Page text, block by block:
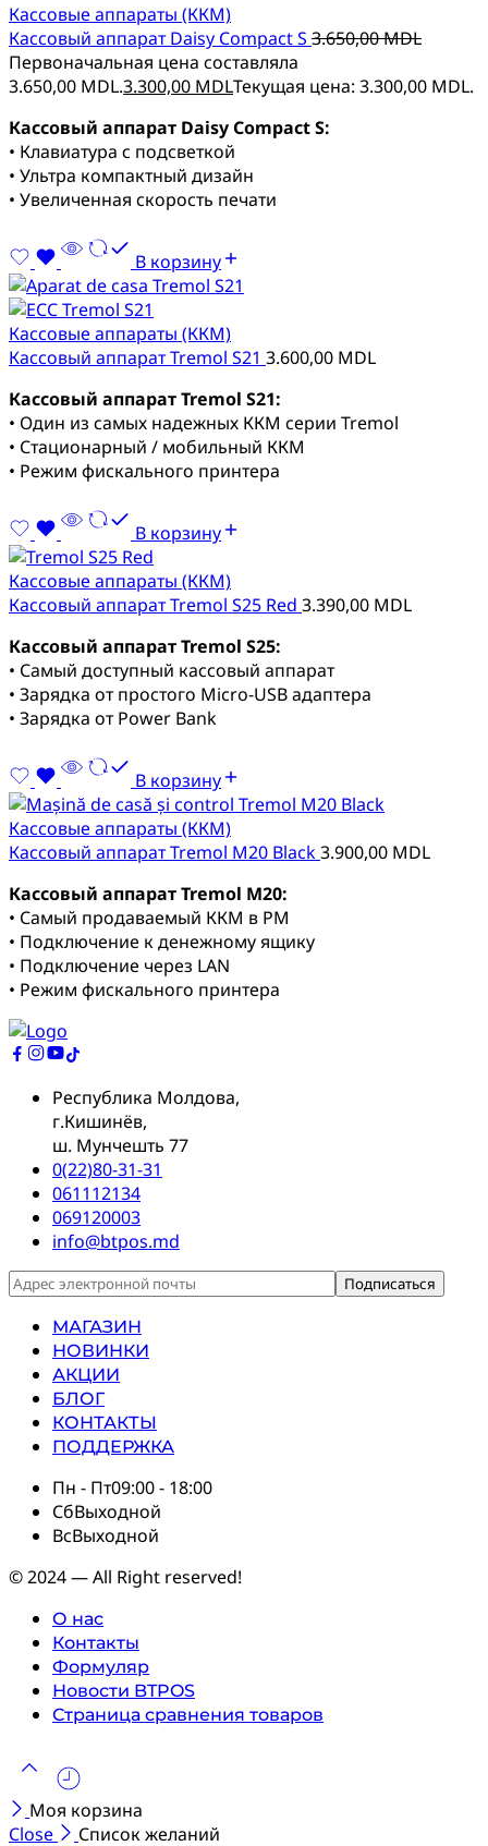
Кассовые аппараты (ККМ)
Кассовый аппарат Daisy Compact S 3.650,00MDL
Первоначальная цена составляла
3.650,00 MDL.3.300,00 MDLТекущая цена: 3.300,00 MDL.
Кассовый аппарат Daisy Compact S:
• Клавиатура с подсветкой
• Ультра компактный дизайн
• Увеличенная скорость печати
В корзину
Кассовые аппараты (ККМ)
Кассовый аппарат Tremol S21 3.600,00 MDL
Кассовый аппарат Tremol S21:
• Один из самых надежных ККМ серии Tremol
• Стационарный / мобильный ККМ
• Режим фискального принтера
В корзину
Кассовые аппараты (ККМ)
Кассовый аппарат Tremol S25 Red 3.390,00 MDL
Кассовый аппарат Tremol S25:
• Самый доступный кассовый аппарат
• Зарядка от простого Micro-USB адаптера
• Зарядка от Power Bank
В корзину
Кассовые аппараты (ККМ)
Кассовый аппарат Tremol M20 Black3.900,00 MDL
Кассовый аппарат Tremol M20:
• Самый продаваемый ККМ в РМ
• Подключение к денежному ящику
• Подключение через LAN
• Режим фискального принтера
Республика Молдова,
г.Кишинёв,
ш. Мунчешть 77
0(22)80-31-31
061112134
069120003
info@btpos.md
МАГАЗИН
НОВИНКИ
АКЦИИ
БЛОГ
КОНТАКТЫ
ПОДДЕРЖКА
Пн - Пт09:00 - 18:00
СбВыходной
ВсВыходной
© 2024 — All Right reserved!
О нас
Контакты
Формуляр
Новости BTPOS
Страница сравнения товаров
Моя корзина
Close
Список желаний